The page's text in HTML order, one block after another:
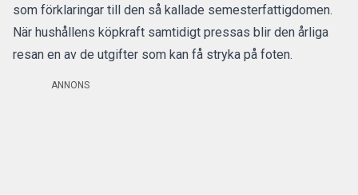
som förklaringar till den så kallade semesterfattigdomen.
När hushållens köpkraft samtidigt pressas blir den årliga
resan en av de utgifter som kan få stryka på foten.
ANNONS